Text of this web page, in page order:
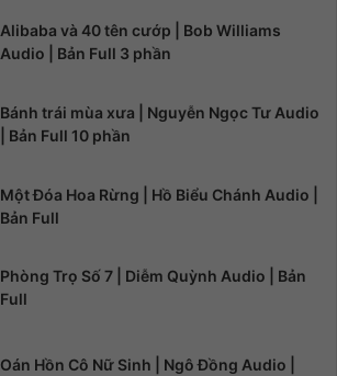
Alibaba và 40 tên cướp | Bob Williams
Audio | Bản Full 3 phần
Bánh trái mùa xưa | Nguyễn Ngọc Tư Audio
| Bản Full 10 phần
Một Đóa Hoa Rừng | Hồ Biểu Chánh Audio |
Bản Full
Phòng Trọ Số 7 | Diễm Quỳnh Audio | Bản
Full
Oán Hồn Cô Nữ Sinh | Ngô Đồng Audio |